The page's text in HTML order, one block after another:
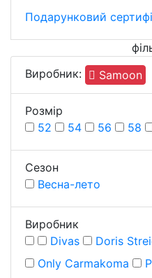
Подарунковий
Виробник:
Samoon
Розмiр
52
54 56 58
Сезон
Весна-лето
Виробник
Divas
Doris
Only Carmakoma